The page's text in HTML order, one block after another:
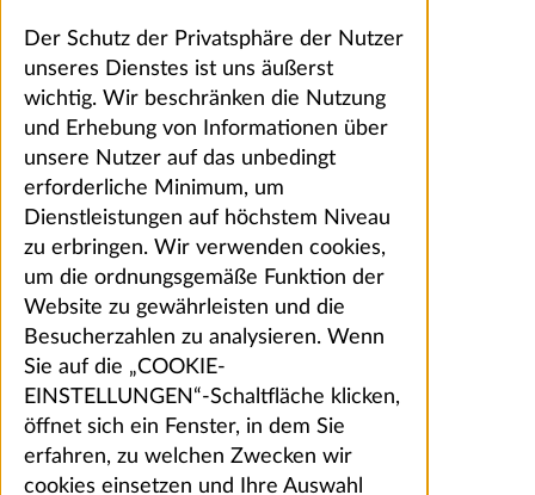
Der Schutz der Privatsphäre der Nutzer
unseres Dienstes ist uns äußerst
wichtig. Wir beschränken die Nutzung
und Erhebung von Informationen über
unsere Nutzer auf das unbedingt
erforderliche Minimum, um
Dienstleistungen auf höchstem Niveau
zu erbringen. Wir verwenden cookies,
um die ordnungsgemäße Funktion der
Website zu gewährleisten und die
Besucherzahlen zu analysieren. Wenn
Sie auf die „COOKIE-
EINSTELLUNGEN“-Schaltfläche klicken,
öffnet sich ein Fenster, in dem Sie
erfahren, zu welchen Zwecken wir
cookies einsetzen und Ihre Auswahl